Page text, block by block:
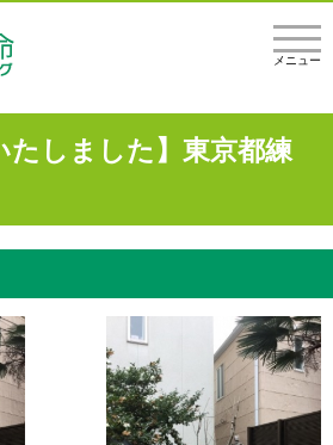
メニュー
たしました】東京都練